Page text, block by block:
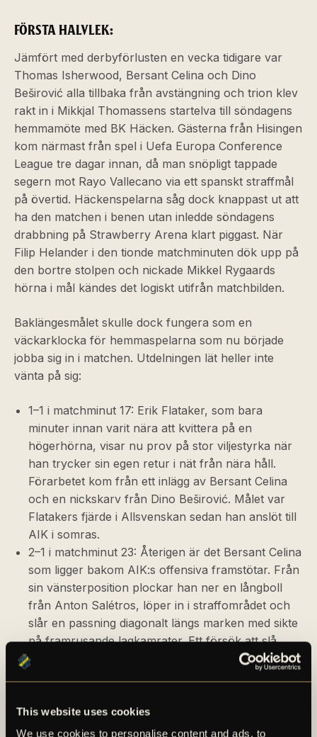
This website uses cookies
We use cookies to personalise content and ads, to
FÖRSTA HALVLEK:
Jämfört med derbyförlusten en vecka tidigare var
Thomas Isherwood, Bersant Celina och Dino
Beširović alla tillbaka från avstängning och trion klev
rakt in i Mikkjal Thomassens startelva till söndagens
hemmamöte med BK Häcken. Gästerna från Hisingen
kom närmast från spel i Uefa Europa Conference
League tre dagar innan, då man snöpligt tappade
segern mot Rayo Vallecano via ett spanskt straffmål
på övertid. Häckenspelarna såg dock knappast ut att
ha den matchen i benen utan inledde söndagens
drabbning på Strawberry Arena klart piggast. När
Filip Helander i den tionde matchminuten dök upp på
den bortre stolpen och nickade Mikkel Rygaards
hörna i mål kändes det logiskt utifrån matchbilden.
Baklängesmålet skulle dock fungera som en
väckarklocka för hemmaspelarna som nu började
jobba sig in i matchen. Utdelningen lät heller inte
vänta på sig:
1–1 i matchminut 17: Erik Flataker, som bara
minuter innan varit nära att kvittera på en
högerhörna, visar nu prov på stor viljestyrka när
han trycker sin egen retur i nät från nära håll.
Förarbetet kom från ett inlägg av Bersant Celina
och en nickskarv från Dino Beširović. Målet var
Flatakers fjärde i Allsvenskan sedan han anslöt till
AIK i somras.
2–1 i matchminut 23: Återigen är det Bersant Celina
som ligger bakom AIK:s offensiva framstötar. Från
sin vänsterposition plockar han ner en långboll
från Anton Salétros, löper in i straffområdet och
slår en passning diagonalt längs marken med sikte
på framrusande lagkamrater. Ett försök att slå
undan bollen från det farliga området får dock
AIK-vändningen var nu ett faktum.